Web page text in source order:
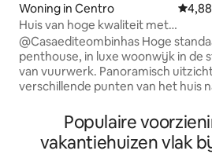
Woning in Centro
Huis van hoge kwaliteit met
panoramisch uitzicht, centrum
@Casaediteombinhas Hoge standaard
penthouse, in luxe woonwijk in de
van vuurwerk. Panoramisch
verschillende punten van het huis
voor diegenen die op zoek zijn
comfortabel pand, op een rustige
op een paar meter van het strand
Populaire
vakantiehuizen vlak